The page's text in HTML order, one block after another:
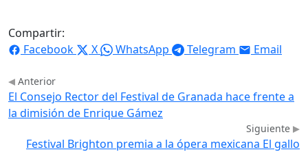
Compartir:
Facebook
X WhatsApp Telegram Email
Anterior
El Consejo Rector del Festival de Granada hace frente a
la dimisión de Enrique Gámez
Siguiente
Festival Brighton premia a la ópera mexicana El gallo